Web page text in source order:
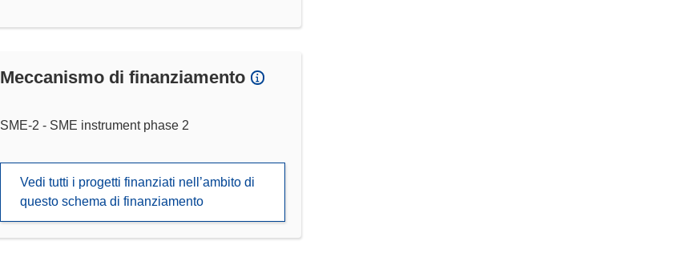
Meccanismo di finanziamento
SME-2 - SME instrument phase 2
Vedi tutti i progetti finanziati nell’ambito di
questo schema di finanziamento